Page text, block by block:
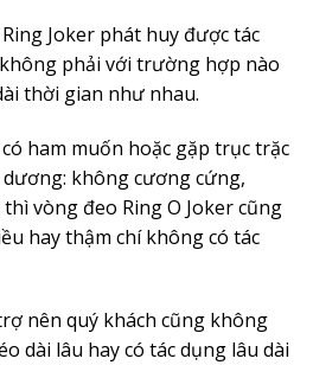
Joker phát huy được tác
phải với trường hợp nào
thời gian như nhau.
ham muốn hoặc gặp trục trặc
không cương cứng,
vòng đeo Ring O Joker cũng
hay thậm chí không có tác
nên quý khách cũng không
dài lâu hay có tác dụng lâu dài